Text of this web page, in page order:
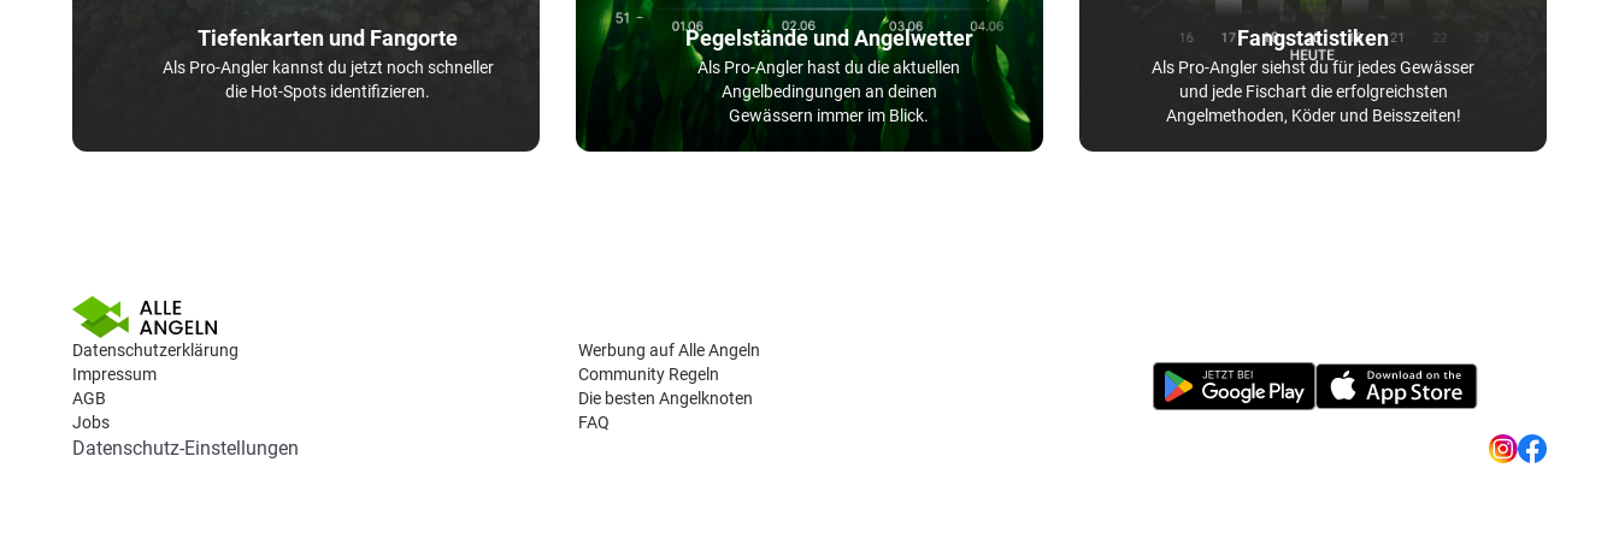
Tiefenkarten und Fangorte
Als Pro-Angler kannst du jetzt noch schneller
die Hot-Spots identifizieren.
Pegelstände und Angelwetter
Als Pro-Angler hast du die aktuellen
Angelbedingungen an deinen
Gewässern immer im Blick.
Fangstatistiken
Als Pro-Angler siehst du für jedes Gewässer
und jede Fischart die erfolgreichsten
Angelmethoden, Köder und Beisszeiten!
Datenschutzerklärung
Impressum
AGB
Jobs
Werbung auf Alle Angeln
Community Regeln
Die besten Angelknoten
FAQ
Datenschutz-Einstellungen